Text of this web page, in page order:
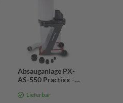
Absauganlage PX-
AS-550 Practixx -
550W | Luftleistung
Lieferbar